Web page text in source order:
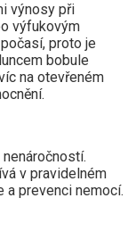
výnosy při
výfukovým
proto je
bobule
na otevřeném
v pravidelném
a prevenci nemocí.